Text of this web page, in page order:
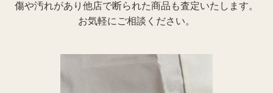
傷や汚れがあり他店で断られた商品も査定いたします。
お気軽にご相談ください。